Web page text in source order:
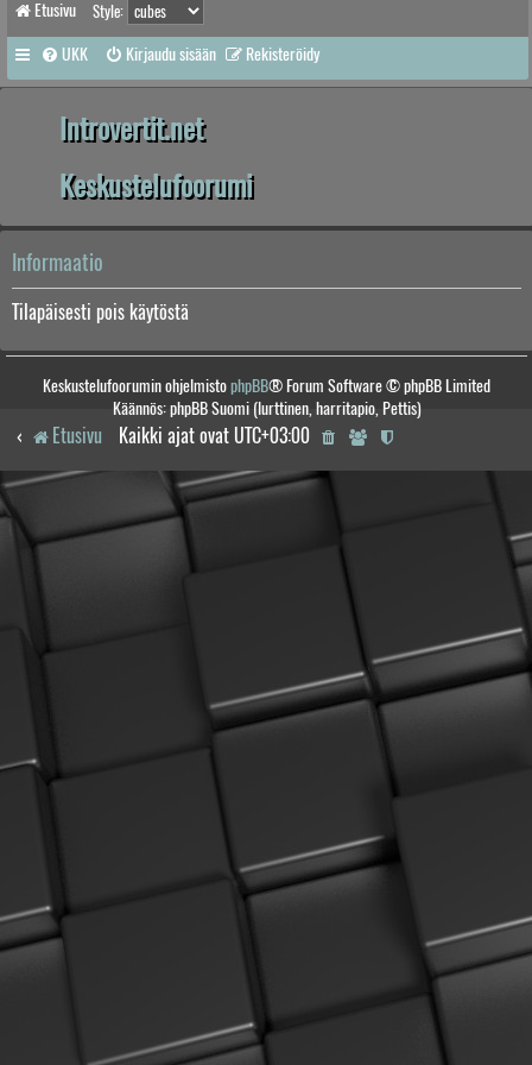
Etusivu Style:
UKK Kirjaudu sisään Rekisteröidy
Introvertit.net
Keskustelufoorumi
Informaatio
Tilapäisesti pois käytöstä
Keskustelufoorumin ohjelmistophpBB® Forum Software © phpBB Limited
Käännös: phpBB Suomi (lurttinen, harritapio, Pettis)
Etusivu Kaikki ajat ovat UTC+03:00